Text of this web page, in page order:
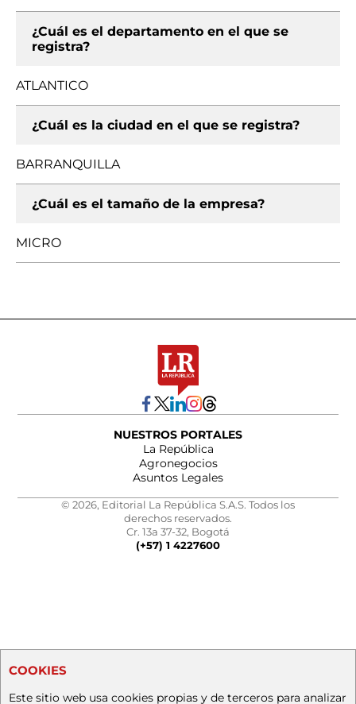
¿Cuál es el departamento en el que se
registra?
ATLANTICO
¿Cuál es la ciudad en el que se registra?
BARRANQUILLA
¿Cuál es el tamaño de la empresa?
MICRO
NUESTROS PORTALES
La República
Agronegocios
Asuntos Legales
© 2026, Editorial La República S.A.S. Todos los
derechos reservados.
Cr. 13a 37-32, Bogotá
(+57) 1 4227600
COOKIES
Este sitio web usa cookies propias y de terceros para analizar